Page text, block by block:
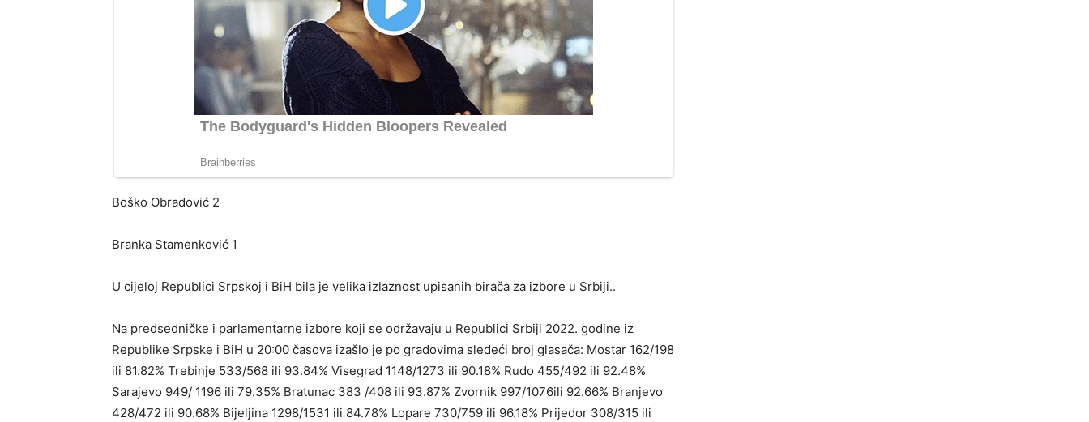
Boško Obradović 2
Branka Stamenković 1
U cijeloj Republici Srpskoj i BiH bila je velika izlaznost upisanih birača za izbore u Srbiji..
Na predsedničke i parlamentarne izbore koji se održavaju u Republici Srbiji 2022. godine iz
Republike Srpske i BiH u 20:00 časova izašlo je po gradovima sledeći broj glasača: Mostar 162/198
ili 81.82% Trebinje 533/568 ili 93.84% Visegrad 1148/1273 ili 90.18% Rudo 455/492 ili 92.48%
Sarajevo 949/ 1196 ili 79.35% Bratunac 383 /408 ili 93.87% Zvornik 997/1076ili 92.66% Branjevo
428/472 ili 90.68% Bijeljina 1298/1531 ili 84.78% Lopare 730/759 ili 96.18% Prijedor 308/315 ili